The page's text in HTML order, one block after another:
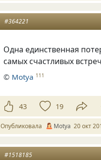
#364221
Одна единственная
самых счастливых
© Motya 111
43 19
Опубликовала Motya 20 окт
#1518185